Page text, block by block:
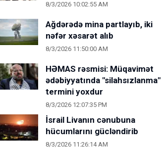
8/3/2026 10:02:55 AM
Ağdərədə mina partlayıb, iki
nəfər xəsarət alıb
8/3/2026 11:50:00 AM
HƏMAS rəsmisi: Müqavimət
ədəbiyyatında "silahsızlanma"
termini yoxdur
8/3/2026 12:07:35 PM
İsrail Livanın cənubuna
hücumlarını gücləndirib
8/3/2026 11:26:14 AM